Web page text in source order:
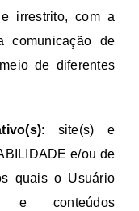
irrestrito, com a
comunicação de
de diferentes
: site(s) e
e/ou de
quais o Usuário
e conteúdos